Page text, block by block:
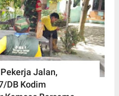
Jalan,
DB Kodim